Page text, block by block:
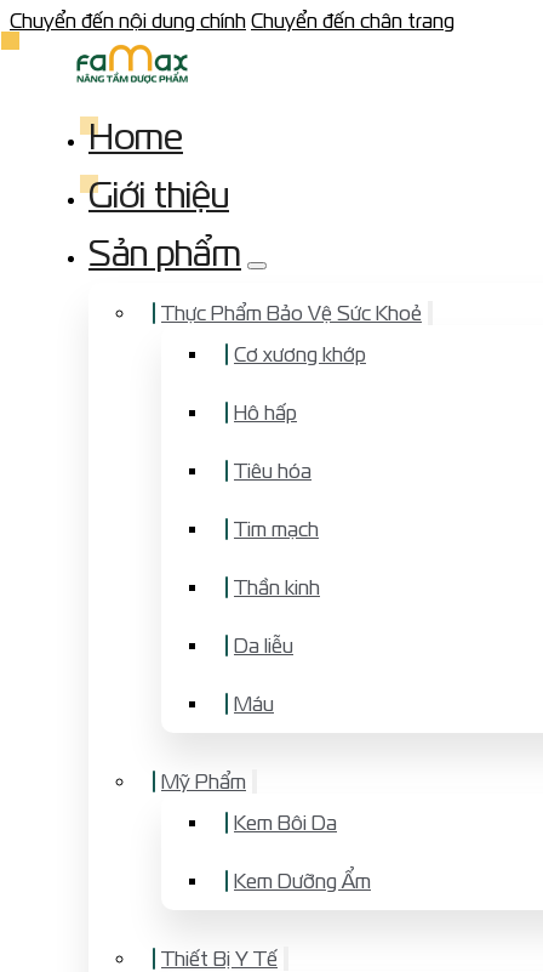
Chuyển đến nội dung chính Chuyển đến chân trang
Home
Giới thiệu
Sản phẩm
Thực Phẩm Bảo Vệ Sức Khoẻ
Cơ xương khớp
Hô hấp
Tiêu hóa
Tim mạch
Thần kinh
Da liễu
Máu
Mỹ Phẩm
Kem Bôi Da
Kem Dưỡng Ẩm
Thiết Bị Y Tế